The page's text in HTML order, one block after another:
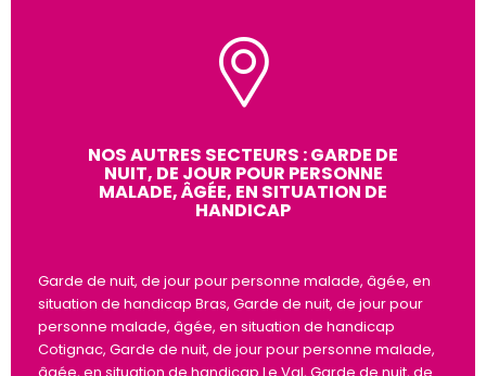
NOS AUTRES SECTEURS : GARDE DE
NUIT, DE JOUR POUR PERSONNE
MALADE, ÂGÉE, EN SITUATION DE
HANDICAP
Garde de nuit, de jour pour personne malade, âgée, en
situation de handicap Bras, Garde de nuit, de jour pour
personne malade, âgée, en situation de handicap
Cotignac, Garde de nuit, de jour pour personne malade,